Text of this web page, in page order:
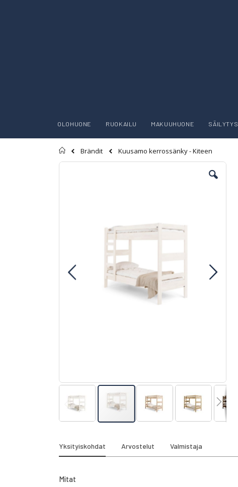
OLOHUONE RUOKAILU MAKUUHUONE SÄILYTYS
Etusivu
Brändit
Kuusamo kerrossänky - Kiteen
Skip
the
beginning
images
Yksityiskohdat
Mitat
Arvostelut Valmistaja